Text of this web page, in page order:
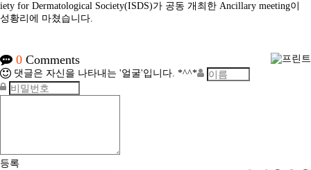
iety for Dermatological Society(ISDS)가 공동 개최한 Ancillary meeting이
성황리에 마쳤습니다.
0 Comments
댓글은 자신을 나타내는 '얼굴'입니다. *^^*
등록